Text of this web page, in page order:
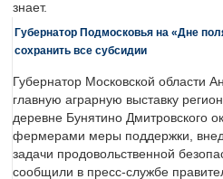
знает.
Губернатор Подмосковья на «Дне
сохранить все субсидии
Губернатор Московской области
главную аграрную выставку
деревне Бунятино Дмитровского
фермерами меры поддержки,
задачи продовольственной
сообщили в пресс-службе